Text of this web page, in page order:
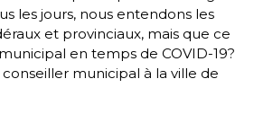
les jours, nous entendons les
et provinciaux, mais que ce
en temps de COVID-19?
municipal à la ville de